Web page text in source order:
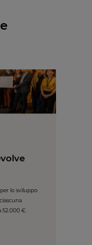
lo sviluppo
52.000 €.